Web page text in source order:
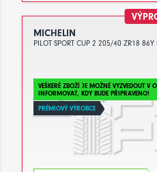
MICHELIN
PILOT SPORT CUP 2 205/40 ZR18 86Y
VEŠKERÉ ZBOŽÍ JE MOŽNÉ VYZVEDOUT
INFORMOVAT, KDY BUDE PŘIPRAVENO!
PRÉMIOVÝ VÝROBCE